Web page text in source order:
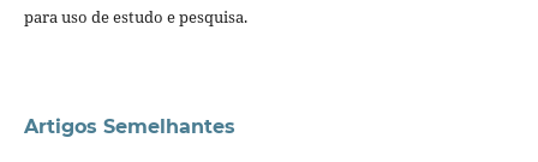
para uso de estudo e pesquisa.
Artigos Semelhantes